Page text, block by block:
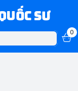
Sư
0